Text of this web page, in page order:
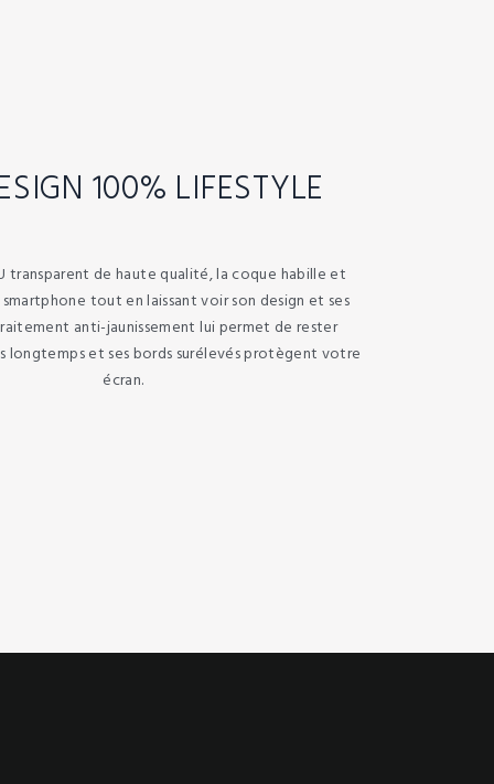
100% LIFESTYLE
transparent de haute qualité, la coque habille et
tout en laissant voir son design et ses
anti-jaunissement lui permet de rester
longtemps et ses bords surélevés protègent votre
écran.